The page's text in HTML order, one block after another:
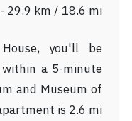
29.9 km / 18.6 mi
you'll be
a 5-minute
and Museum of
is 2.6 mi